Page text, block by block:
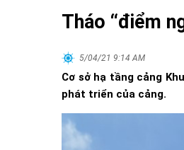
Tháo “điểm
5/04/21 9:14 AM
Cơ sở hạ tầng cảng
phát triển của cảng.